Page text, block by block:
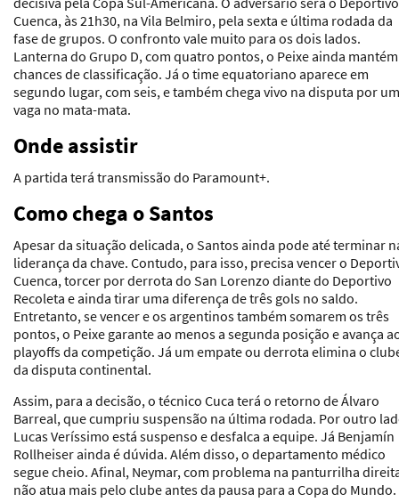
Cuenca, às 21h30, na Vila Belmiro, pela sexta e última rodada da
fase de grupos. O confronto vale muito para os dois lados.
Lanterna do Grupo D, com quatro pontos, o Peixe ainda mantém
chances de classificação. Já o time equatoriano aparece em
segundo lugar, com seis, e também chega vivo na disputa por
vaga no mata-mata.
Onde assistir
A partida terá transmissão do Paramount+.
Como chega o Santos
Apesar da situação delicada, o Santos ainda pode até terminar
liderança da chave. Contudo, para isso, precisa vencer o
Cuenca, torcer por derrota do San Lorenzo diante do Deportivo
Recoleta e ainda tirar uma diferença de três gols no saldo.
Entretanto, se vencer e os argentinos também somarem os três
pontos, o Peixe garante ao menos a segunda posição e avança
playoffs da competição. Já um empate ou derrota elimina o
da disputa continental.
Assim, para a decisão, o técnico Cuca terá o retorno de Álvaro
Barreal, que cumpriu suspensão na última rodada. Por outro
Lucas Veríssimo está suspenso e desfalca a equipe. Já Benjamín
Rollheiser ainda é dúvida. Além disso, o departamento médico
segue cheio. Afinal, Neymar, com problema na panturrilha
não atua mais pelo clube antes da pausa para a Copa do Mundo.